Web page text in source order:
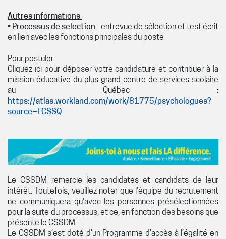
Autres informations
• Processus de sélection : entrevue de sélection et test écrit
en lien avec les fonctions principales du poste
Pour postuler
Cliquez ici pour déposer votre candidature et contribuer à la
mission éducative du plus grand centre de services scolaire
au Québec :
https://atlas.workland.com/work/81775/psychologues?
source=FCSSQ
Le CSSDM remercie les candidates et candidats de leur
intérêt. Toutefois, veuillez noter que l'équipe du recrutement
ne communiquera qu'avec les personnes présélectionnées
pour la suite du processus, et ce, en fonction des besoins que
présente le CSSDM.
Le CSSDM s’est doté d’un Programme d’accès à l’égalité en